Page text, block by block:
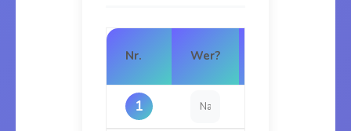
Nr. Wer?
1